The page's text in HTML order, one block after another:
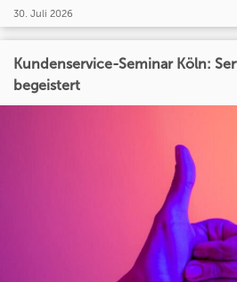
30. Juli 2026
Kundenservice-Seminar Köln:
begeistert